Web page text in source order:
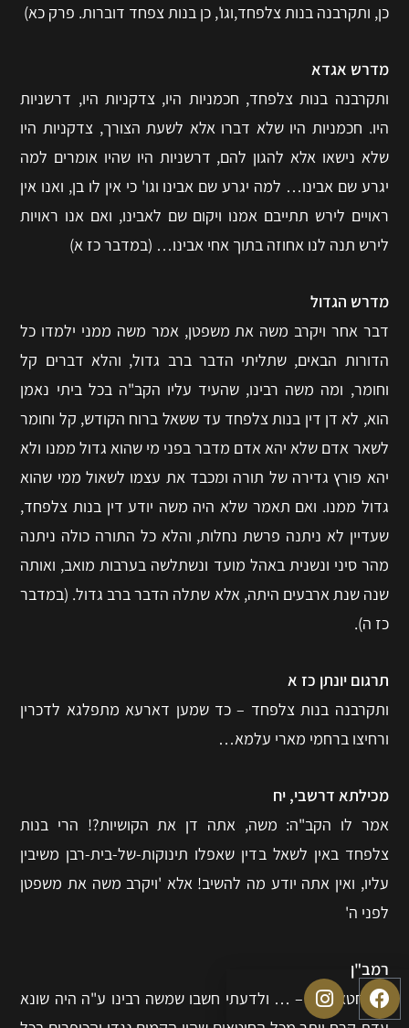
כן, ותקרבנה בנות צלפחד,וגו', כן בנות צפחד דוברות. פרק כא)
מדרש אגדא
ותקרבנה בנות צלפחד, חכמניות היו, צדקניות היו, דרשניות
היו. חכמניות היו שלא דברו אלא לשעת הצורך, צדקניות היו
שלא נישאו אלא להגון להם, דרשניות היו שהיו אומרים למה
יגרע שם אבינו… למה יגרע שם אבינו וגו' כי אין לו בן, ואנו אין
ראויים לירש תתייבם אמנו ויקום שם לאבינו, ואם אנו ראויות
לירש תנה לנו אחוזה בתוך אחי אבינו… (במדבר כז א)
מדרש הגדול
דבר אחר ויקרב משה את משפטן, אמר משה ממני ילמדו כל
הדורות הבאים, שתליתי הדבר ברב גדול, והלא דברים קל
וחומר, ומה משה רבינו, שהעיד עליו הקב"ה בכל ביתי נאמן
הוא, לא דן דין בנות צלפחד עד ששאל ברוח הקודש, קל וחומר
לשאר אדם שלא יהא אדם מדבר בפני מי שהוא גדול ממנו ולא
יהא פורץ גדירה של תורה ומכבד את עצמו לשאול ממי שהוא
גדול ממנו. ואם תאמר שלא היה משה יודע דין בנות צלפחד,
שעדיין לא ניתנה פרשת נחלות, והלא כל התורה כולה ניתנה
מהר סיני ונשנית באהל מועד ונשתלשה בערבות מואב, ואותה
שנה שנת ארבעים היתה, אלא שתלה הדבר ברב גדול. (במדבר
כז ה).
תרגום יונתן כז א
ותקרבנה בנות צלפחד – כד שמען דארעא מתפלגא לדכרין
ורחיצו ברחמי מארי עלמא…
מכילתא דרשבי, יח
אמר לו הקב"ה: משה, אתה דן את הקושיות?! הרי בנות
צלפחד באין לשאל בדין שאפלו תינוקות-של-בית-רבן משיבין
עליו, ואין אתה יודע מה להשיב! אלא 'ויקרב משה את משפטן
לפני ה'
רמב"ן
כי בחטאו מת – … ולדעתי חשבו שמשה רבינו ע"ה היה שונא